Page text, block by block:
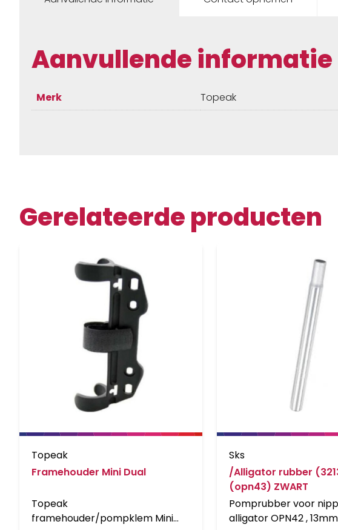
Aanvullende informatie
Merk Topeak
Gerelateerde producten
Topeak
Framehouder Mini Dual
Topeak
framehouder/pompklem Mini
Sks
/Alligator rubber
(opn43) ZWART
Pomprubber voor
alligator OPN42 ,